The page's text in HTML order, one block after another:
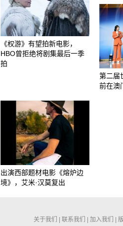
《权游》有望拍新电影，
HBO曾拒绝将剧集最后一季
拍
第二届
前在澳
出演西部题材电影《熔炉边
境》，艾米·汉莫复出
关于我们 联系我们 加入我们